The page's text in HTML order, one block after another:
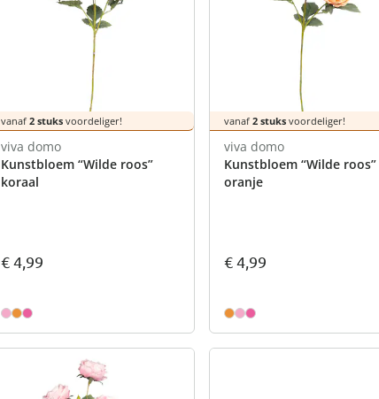
vanaf 2 stuks voordeliger!
viva domo
Kunstbloem “Wilde roos”
koraal
€ 4,99
vanaf 2 stuks voordeliger!
viva domo
Kunstbloem “Wilde roos”
oranje
€ 4,99